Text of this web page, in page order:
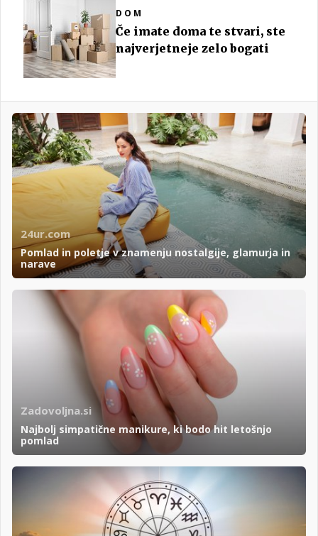
DOM
Če imate doma te stvari, ste
najverjetneje zelo bogati
24ur.com
Pomlad in poletje v znamenju nostalgije, glamurja in
narave
Zadovoljna.si
Najbolj simpatične manikure, ki bodo hit letošnjo
pomlad